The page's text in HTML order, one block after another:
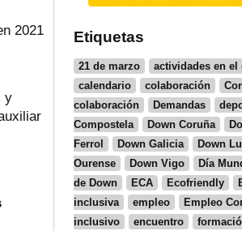
2021
y
Etiquetas
21 de marzo
actividades en el
calendario
colaboración
colaboración
Demandas
Compostela
Down Coruña
Ferrol
Down Galicia Down
Ourense
Down Vigo
Día
de Down
ECA Ecofriendly
inclusiva
empleo Empleo
inclusivo
encuentro